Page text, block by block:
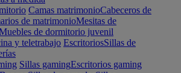
Camas matrimonioCabeceros de
de matrimonioMesitas de
de dormitorio juvenil
y teletrabajo EscritoriosSillas de
Sillas gamingEscritorios gaming